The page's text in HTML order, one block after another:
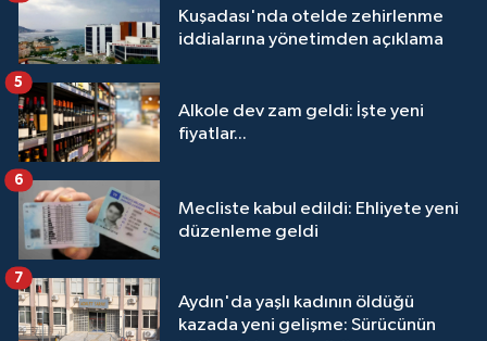
Kuşadası'nda otelde zehirlenme
iddialarına yönetimden açıklama
Alkole dev zam geldi: İşte yeni
fiyatlar...
5
Mecliste kabul edildi: Ehliyete yeni
düzenleme geldi
6
Aydın'da yaşlı kadının öldüğü
kazada yeni gelişme: Sürücünün
7